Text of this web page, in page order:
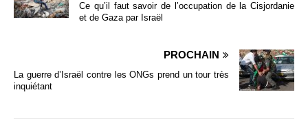
Ce qu’il faut savoir de l’occupation de la Cisjordanie
et de Gaza par Israël
PROCHAIN
La guerre d’Israël contre les ONGs prend un tour très
inquiétant